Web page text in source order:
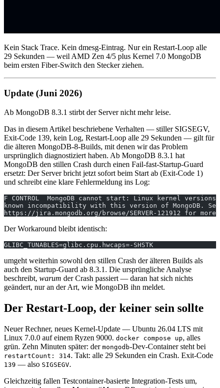
Kein Stack Trace. Kein dmesg-Eintrag. Nur ein Restart-Loop alle
29 Sekunden — weil AMD Zen 4/5 plus Kernel 7.0 MongoDB
beim ersten Fiber-Switch den Stecker ziehen.
Update (Juni 2026)
Ab MongoDB 8.3.1 stirbt der Server nicht mehr leise.
Das in diesem Artikel beschriebene Verhalten — stiller SIGSEGV,
Exit-Code 139, kein Log, Restart-Loop alle 29 Sekunden — gilt für
die älteren MongoDB-8-Builds, mit denen wir das Problem
ursprünglich diagnostiziert haben. Ab MongoDB 8.3.1 hat
MongoDB den stillen Crash durch einen Fail-fast-Startup-Guard
ersetzt: Der Server bricht jetzt sofort beim Start ab (Exit-Code 1)
und schreibt eine klare Fehlermeldung ins Log:
F CONTROL  MongoDB cannot start: Linux kernel
known incompatibility with this version of MongoDB. See
https://jira.mongodb.org/browse/SERVER-121912 for
Der Workaround bleibt identisch:
GLIBC_TUNABLES=glibc.cpu.hwcaps=-SHSTK
umgeht weiterhin sowohl den stillen Crash der älteren Builds als
auch den Startup-Guard ab 8.3.1. Die ursprüngliche Analyse
beschreibt, warum der Crash passiert — daran hat sich nichts
geändert, nur an der Art, wie MongoDB ihn meldet.
Der Restart-Loop, der keiner sein sollte
Neuer Rechner, neues Kernel-Update — Ubuntu 26.04 LTS mit
Linux 7.0.0 auf einem Ryzen 9000. docker compose up, alles
grün. Zehn Minuten später: der mongodb-Dev-Container steht bei
restartCount: 314. Takt: alle 29 Sekunden ein Crash. Exit-Code
139 — also SIGSEGV.
Gleichzeitig fallen Testcontainer-basierte Integration-Tests um,